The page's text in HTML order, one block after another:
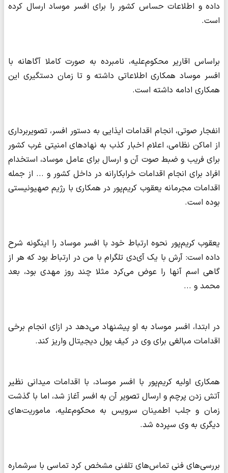
داده و اطلاعات حساس کشور را برای افسر موساد ارسال کرده
است.
براساس اقاریر محکوم‌علیه، نامبرده به صورت کاملا آگاهانه با
افسر موساد همکاری اطلاعاتی داشته و تا زمان دستگیری این
همکاری ادامه داشته است.
انفجار صوتی، انجام اقدامات ایذایی به دستور افسر، تصویربرداری
از اماکن نظامی، اعلام اخبار کذب به نهادهای امنیتی غرب کشور
برای فریب و ضبط صوت آن و ارسال برای عامل موساد، استخدام
افراد برای انجام اقدامات خرابکارانه در داخل کشور و ... از جمله
اقدامات مجرمانه یعقوب کریم‌پور در همکاری با رژیم صهیونیستی
بوده است.
یعقوب کریم‌پور نحوه ارتباط خود با افسر موساد را اینگونه شرح
داده است: آرش با یک آی‌دی تلگرام با من در ارتباط بود که هر از
گاهی اسم آنها را عوض می‌کرد مثلا چند روز مهدی بود، بعد
محمد و ...
در ابتدا، افسر موساد به او پیشنهاد می‌دهد در ازای انجام برخی
اقدامات مبالغی برای وی در کیف پول دیجیتال واریز کند.
همکاری اولیه کریم‌پور با افسر موساد، با اقدامات میدانی نظیر
آتش زدن پرچم و ارسال تصویر آن به افسر آغاز شد، اما با گذشت
زمان و جلب اطمینان سرویس به محکوم‌علیه، ماموریت‌های
دیگری به وی سپرده شد.
بررسی‌های فنی تماس‌های تلفنی مشخص کرد تماسی با سرشماره